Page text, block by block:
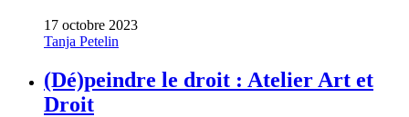
17 octobre 2023
Tanja Petelin
(Dé)peindre le droit : Atelier Art et
Droit